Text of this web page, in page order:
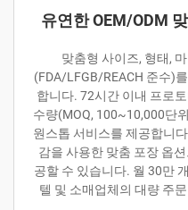
유연한 OEM/ODM
맞춤형 사이즈, 형태,
(FDA/LFGB/REACH 준수)
합니다. 72시간 이내 프로
수량(MOQ, 100~10,000단
원스톱 서비스를 제공합니
감을 사용한 맞춤 포장 옵
공할 수 있습니다. 월 30만
텔 및 소매업체의 대량 주